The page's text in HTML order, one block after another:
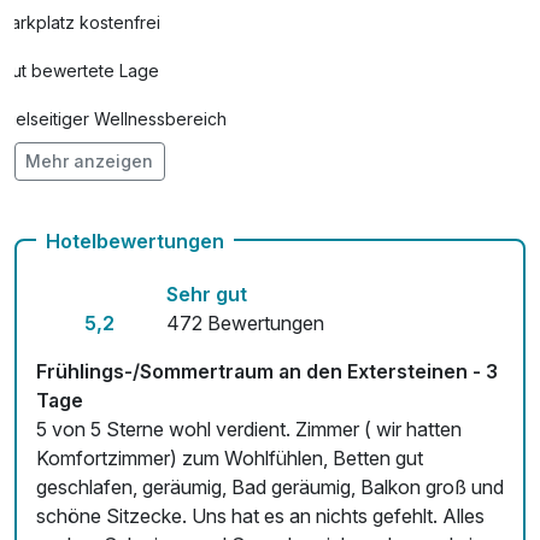
14.00 bis 17.00 Uhr
12.15 bis 13.00 Uhr und 13.30 bis 14.45 Uhr und 15.00 bis
16.30 Uhr
Donnertag: 12.00 bis 13.45 Uhr und 15.30 bis 17.15 Uhr
Freitag: 10.00 bis 11.45 Uhr und 16.00 bis 18.15 Uhr
Sonntag: frei
Parkplatz kostenfrei
Gut bewertete Lage
Vielseitiger Wellnessbereich
Hunde im Hotel erlaubt für 10,00 € pro Stück / Tag
Kostenloses W-LAN
Zimmerservice verfügbar
Mit Hotelbar
Mehr anzeigen
Hotelbewertungen
5,2
Sehr gut
472 Bewertungen
Frühlings-/Sommertraum an den Extersteinen - 3
Tage
5 von 5 Sterne wohl verdient. Zimmer ( wir hatten
Komfortzimmer) zum Wohlfühlen, Betten gut
geschlafen, geräumig, Bad geräumig, Balkon groß und
schöne Sitzecke. Uns hat es an nichts gefehlt. Alles